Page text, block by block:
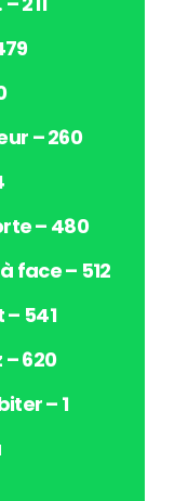
– 260
– 480
face – 512
541
620
– 1